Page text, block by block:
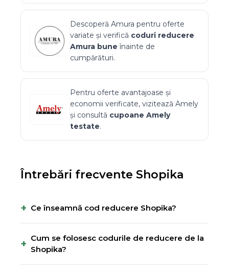
Descoperă Amura pentru oferte
variate și verifică coduri reducere
Amura bune înainte de
cumpărături.
Pentru oferte avantajoase și
economii verificate, vizitează Amely
și consultă cupoane Amely
testate.
Întrebări frecvente Shopika
+ Ce înseamnă cod reducere Shopika?
+ Cum se folosesc codurile de reducere de la
Shopika?